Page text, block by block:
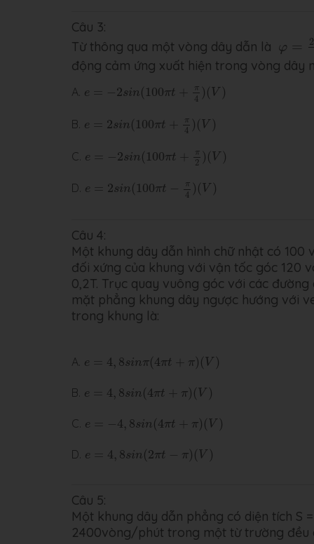
Câu 3:
Từ thông qua một vòng dây dẫn là
φ =
động cảm ứng xuất hiện trong vòng dây
A. e = −2si n ( 100πt + π
4 )( V )
in 100 πt π (V)
B. e = 2si n ( 100πt + π
4 )( V )
si ( 100π + ( V)
C. e = −2si n ( 100πt + π
2 )( V )
in 100 πt π (V)
D. e = 2si n ( 100πt − π
4 )( V )
si ( 100π − ( V)
Câu 4:
Một khung dây dẫn hình chữ nhật có
đối xứng của khung với vận tốc góc
0,2T. Trục quay vuông góc với các
mặt phẳng khung dây ngược hướng với
trong khung là:
A. e = 4, 8si nπ(4πt + π)( V )
8 in π( 4πt+π V)
B. e = 4, 8si n (4πt + π)( V )
8 in (4 π t+π V)
C. e = −4, 8si n (4πt + π)( V )
s n 4π +π V)
D. e = 4, 8si n (2πt − π)( V )
8 in (2 πt−π V)
Câu 5:
Một khung dây dẫn phẳng có diện tích S
2400vòng/phút trong một từ trường đều